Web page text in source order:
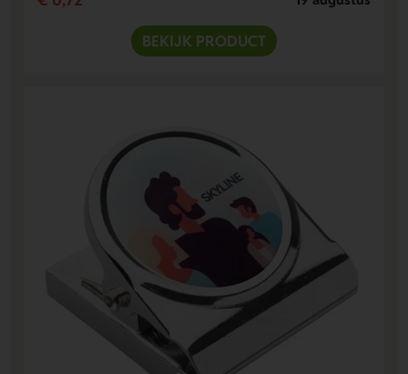
BEKIJK PRODUCT